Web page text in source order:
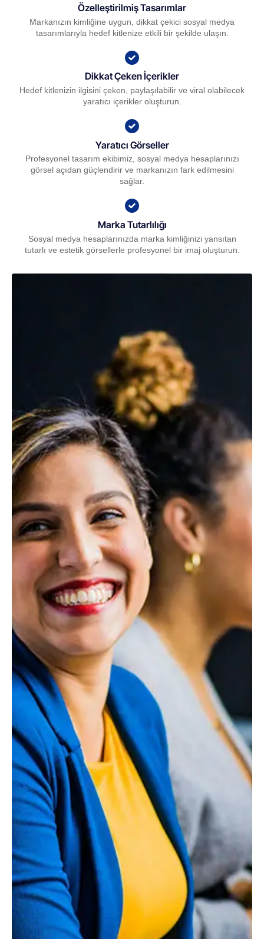
Özelleştirilmiş Tasarımlar
Markanızın kimliğine uygun, dikkat çekici sosyal medya
tasarımlarıyla hedef kitlenize etkili bir şekilde ulaşın.
Dikkat Çeken İçerikler
Hedef kitlenizin ilgisini çeken, paylaşılabilir ve viral olabilecek
yaratıcı içerikler oluşturun.
Yaratıcı Görseller
Profesyonel tasarım ekibimiz, sosyal medya hesaplarınızı
görsel açıdan güçlendirir ve markanızın fark edilmesini
sağlar.
Marka Tutarlılığı
Sosyal medya hesaplarınızda marka kimliğinizi yansıtan
tutarlı ve estetik görsellerle profesyonel bir imaj oluşturun.